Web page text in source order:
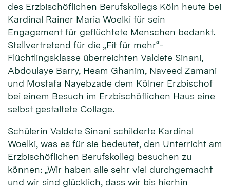
des Erzbischöflichen Berufskollegs Köln heute bei
Kardinal Rainer Maria Woelki für sein
Engagement für geflüchtete Menschen bedankt.
Stellvertretend für die „Fit für mehr“-
Flüchtlingsklasse überreichten Valdete Sinani,
Abdoulaye Barry, Heam Ghanim, Naveed Zamani
und Mostafa Nayebzade dem Kölner Erzbischof
bei einem Besuch im Erzbischöflichen Haus eine
selbst gestaltete Collage.
Schülerin Valdete Sinani schilderte Kardinal
Woelki, was es für sie bedeutet, den Unterricht am
Erzbischöflichen Berufskolleg besuchen zu
können: „Wir haben alle sehr viel durchgemacht
und wir sind glücklich, dass wir bis hierhin